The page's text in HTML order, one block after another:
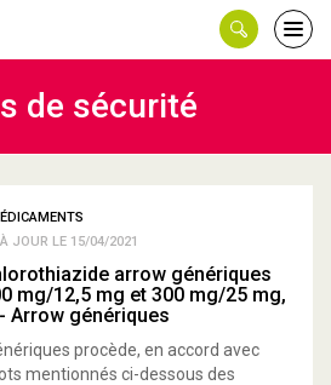
le
de sécurité
JOUR LE 15/04/2021
arrow génériques
mg/12,5 mg et 300 mg/25 mg,
Arrow génériques
procède, en accord avec
mentionnés ci-dessous des